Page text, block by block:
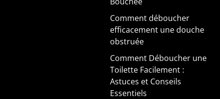
Comment déboucher
efficacement une douche
obstruée
Comment Déboucher une
Toilette Facilement :
Astuces et Conseils
Essentiels